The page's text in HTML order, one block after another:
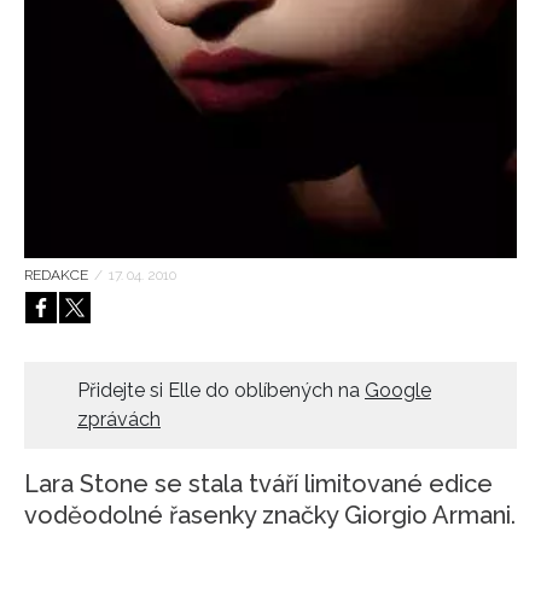
REDAKCE / 17. 04. 2010
Přidejte si Elle do oblíbených na Google
zprávách
Lara Stone se stala tváří limitované edice
voděodolné řasenky značky Giorgio Armani.